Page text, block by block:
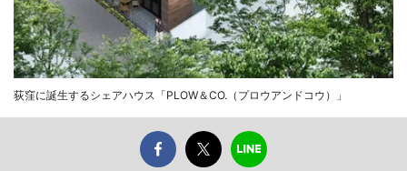
荻窪に誕生するシェアハウス「PLOW＆CO.（プロウアンドコウ）」